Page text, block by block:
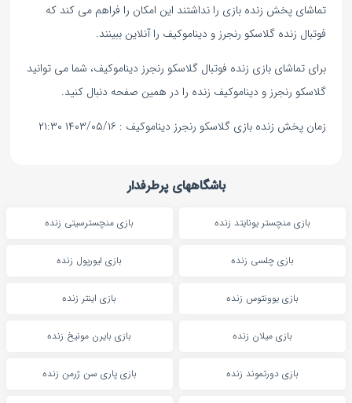
تماشای پخش زنده بازی را نداشتند این امکان را فراهم می کند که
فوتبال زنده گلاسکو رنجرز و دیناموکیف را آنلاین ببینند.
برای تماشای بازی زنده فوتبال گلاسکو رنجرز دیناموکیف، شما می توانید
گلاسکو رنجرز و دیناموکیف زنده را در همین صفحه دنبال کنید.
زمان پخش زنده بازی گلاسکو رنجرز دیناموکیف : ۱۴۰۳/۰۵/۱۶ ۲۱:۳۰
باشگاههای پرطرفدار
بازی منچستر یونایتد زنده بازی منچسترسیتی زنده
بازی چلسی زنده بازی لیورپول زنده
بازی یوونتوس زنده بازی اینتر زنده
بازی میلان زنده بازی بایرن مونیخ زنده
بازی دورتموند زنده بازی پاری سن ژرمن زنده